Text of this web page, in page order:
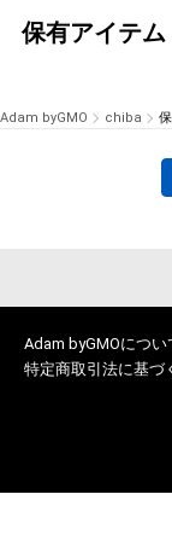
保有アイテム
Adam byGMO chiba
Adam byGMOについ
特定商取引法に基づ